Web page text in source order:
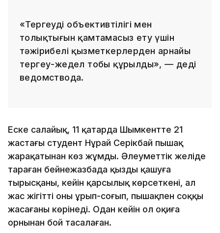
«Тергеудің объективтілігі мен
толықтығын қамтамасыз ету үшін
тәжірибелі қызметкерлерден арнайы
тергеу-жедел тобы құрылды», — деді
ведомствода.
Еске салайық, 11 қаңтарда Шымкентте 21
жастағы студент Нұрай Серікбай пышақ
жарақатынан көз жұмды. Әлеуметтік желіде
тараған бейнежазбада қыздың қашуға
тырысқаны, кейін қарсылық көрсеткені, ал
жас жігіттің оны ұрып-соғып, пышақпен соққы
жасағаны көрінеді. Одан кейін ол оқиға
орнынан бой тасалаған.